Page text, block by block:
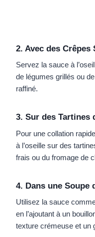
2. Avec des Crêpes
Servez la sauce à
de légumes grillés ou
raffiné.
3. Sur des Tartines
Pour une collation
à l’oseille sur des
frais ou du fromage de
4. Dans une Soupe
Utilisez la sauce
en l’ajoutant à un
texture crémeuse et un